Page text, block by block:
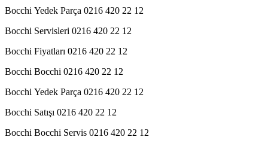
Bocchi Yedek Parça 0216 420 22 12
Bocchi Servisleri 0216 420 22 12
Bocchi Fiyatları 0216 420 22 12
Bocchi Bocchi 0216 420 22 12
Bocchi Yedek Parça 0216 420 22 12
Bocchi Satışı 0216 420 22 12
Bocchi Bocchi Servis 0216 420 22 12